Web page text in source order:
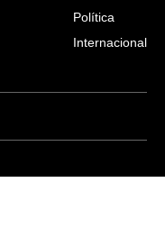
Política
Internacional